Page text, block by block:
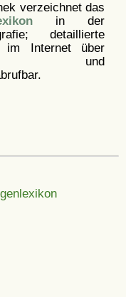
verzeichnet das
in der
detaillierte
im Internet über